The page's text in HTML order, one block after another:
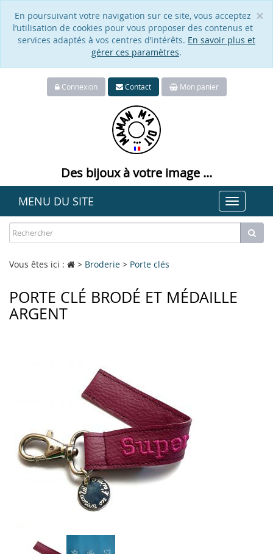
×
En poursuivant votre navigation sur ce site, vous acceptez
l’utilisation de cookies pour vous proposer des contenus et
services adaptés à vos centres d’intérêts. En savoir plus et
gérer ces paramètres.
Connexion Contact Mon panier
Des bijoux à votre image ...
MENU DU SITE
Toggle
Vous êtes ici : > Broderie > Porte clés
PORTE CLÉ BRODÉ ET MÉDAILLE
ARGENT